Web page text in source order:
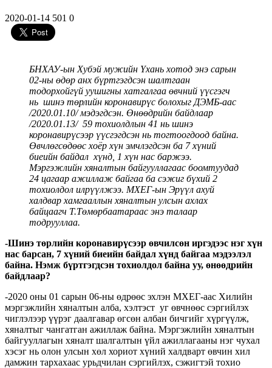
2020-01-14 501 0
БНХАУ-ын Хубэй мужийн Үхань хотод энэ сарын
02-ны өдөр анх бүртгэгдсэн шалтгаан
тодорхойгүй уушигны хатгалгаа өвчний үүсгэгч
нь шинэ төрлийн коронавирүс болохыг ДЭМБ-аас
/2020.01.10/ мэдэгдсэн. Өнөөдрийн байдлаар
/2020.01.13/ 59 тохиолдлын 41 нь шинэ
коронавирүсээр үүсгэгдсэн нь тогтоогдоод байна.
Өвчлөгсөдөөс хоёр хүн эмчлэгдсэн ба 7 хүний
биеийн байдал хүнд, 1 хүн нас баржээ.
Мэргэжлийн хяналтын байгууллагаас боомтуудад
24 цагаар ажиллаж байгаа ба сэжиг бүхий 2
тохиолдол илрүүлжээ. МХЕГ-ын Эрүүл ахуй
халдвар хамгааллын хяналтын улсын ахлах
байцаагч Т.Төмөрбаатараас энэ талаар
тодрууллаа.
-Шинэ төрлийн коронавирүсээр өвчилсөн иргэдээс нэг хүн
нас барсан, 7 хүний биеийн байдал хүнд байгаа мэдээлэл
байна. Нэмж бүртгэгдсэн тохиолдол байна уу, өнөөдрийн
байдлаар?
-2020 оны 01 сарын 06-ны өдрөөс эхлэн МХЕГ-аас Хилийн
мэргэжлийн хяналтын алба, хэлтэст уг өвчнөөс сэргийлэх
чиглэлээр үүрэг даалгавар өгсөн албан бичгийг хүргүүлж,
хяналтыг чангатган ажиллаж байна. Мэргэжлийн хяналтын
байгууллагын хяналт шалгалтын үйл ажиллагааны нэг чухал
хэсэг нь олон улсын хөл хориот хүний халдварт өвчин хил
дамжин тархахаас урьдчилан сэргийлэх, сэжигтэй тохио